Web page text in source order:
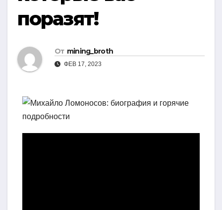
поразят!
От mining_broth
ФЕВ 17, 2023